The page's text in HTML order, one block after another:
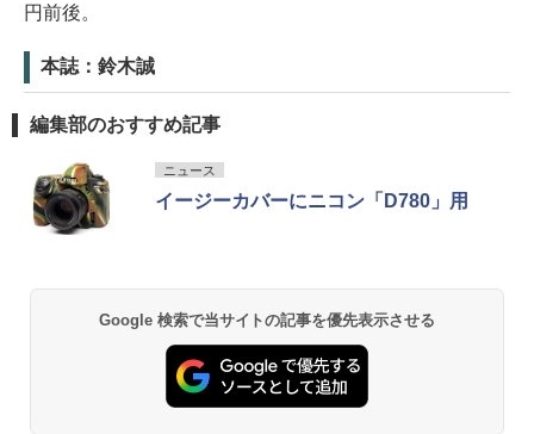
円前後。
本誌：鈴木誠
編集部のおすすめ記事
ニュース
イージーカバーにニコン「D780」用
Google 検索で当サイトの記事を優先表示させる